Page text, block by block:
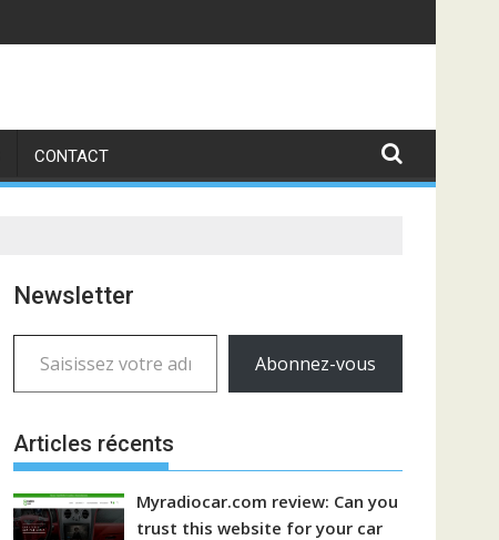
CONTACT
Newsletter
Saisissez votre adresse e-mail…
Abonnez-vous
Articles récents
Myradiocar.com review: Can you
trust this website for your car